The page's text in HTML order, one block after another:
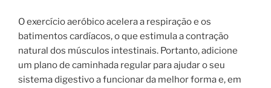
O exercício aeróbico acelera a respiração e os
batimentos cardíacos, o que estimula a contração
natural dos músculos intestinais. Portanto, adicione
um plano de caminhada regular para ajudar o seu
sistema digestivo a funcionar da melhor forma e, em